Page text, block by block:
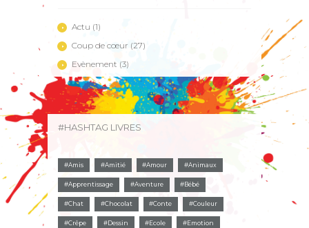
Actu (1)
Coup de cœur (27)
Evènement (3)
#HASHTAG LIVRES
Amis Amitié Amour Animaux
Apprentissage Aventure Bébé
Chat Chocolat Conte Couleur
Crêpe Dessin Ecole Emotion